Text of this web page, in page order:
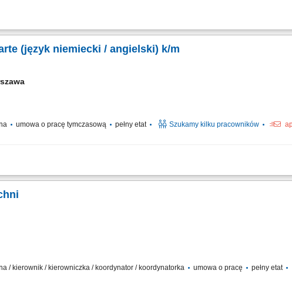
Verpflegung (gratis) 48 Stunden pro Woche Gehalt ab 2.200€ Netto und bis 3.150€, ja
(język niemiecki / angielski) k/m
umowa o pracę tymczasową pełny etat Szukamy kilku pracowników
powierzonej sekcji kuchennej i sprawna realizacja zamówień gości restauracji.
/ kierownik / kierowniczka / koordynator / koordynatorka umowa o pracę pełny etat